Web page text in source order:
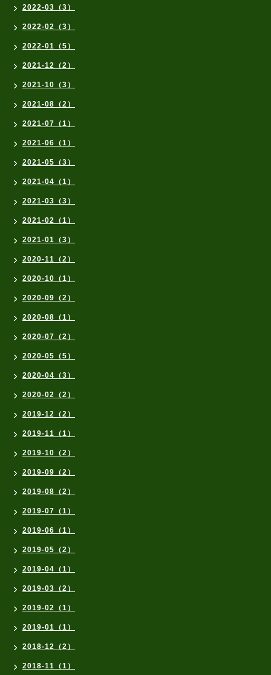
2022-03（3）
2022-02（3）
2022-01（5）
2021-12（2）
2021-10（3）
2021-08（2）
2021-07（1）
2021-06（1）
2021-05（3）
2021-04（1）
2021-03（3）
2021-02（1）
2021-01（3）
2020-11（2）
2020-10（1）
2020-09（2）
2020-08（1）
2020-07（2）
2020-05（5）
2020-04（3）
2020-02（2）
2019-12（2）
2019-11（1）
2019-10（2）
2019-09（2）
2019-08（2）
2019-07（1）
2019-06（1）
2019-05（2）
2019-04（1）
2019-03（2）
2019-02（1）
2019-01（1）
2018-12（2）
2018-11（1）